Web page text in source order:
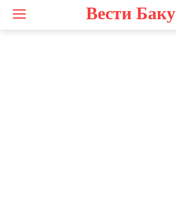
Вести Баку